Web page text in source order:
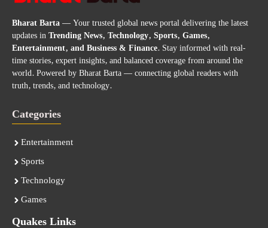
Bharat Barta— Your trusted global news portal delivering the latest
updates inTrending News, Technology, Sports, Games,
Entertainment, and Business & Finance. Stay informed with real-
time stories, expert insights, and balanced coverage from around the
world. Powered by Bharat Barta — connecting global readers with
truth, trends, and technology.
Categories
Entertainment
Sports
Technology
Games
Quakes Links